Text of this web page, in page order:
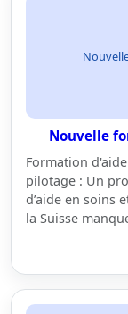
Nouvelle
Formation
pilotage : Un
d’aide en soins
la Suisse